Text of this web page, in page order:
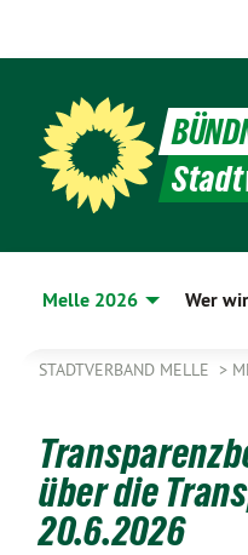
Melle 2026 Wer
STADTVERBAND MELLE
über die
20.6.2026